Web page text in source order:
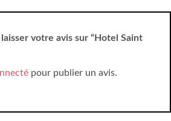
votre avis sur “Hotel Saint
pour publier un avis.